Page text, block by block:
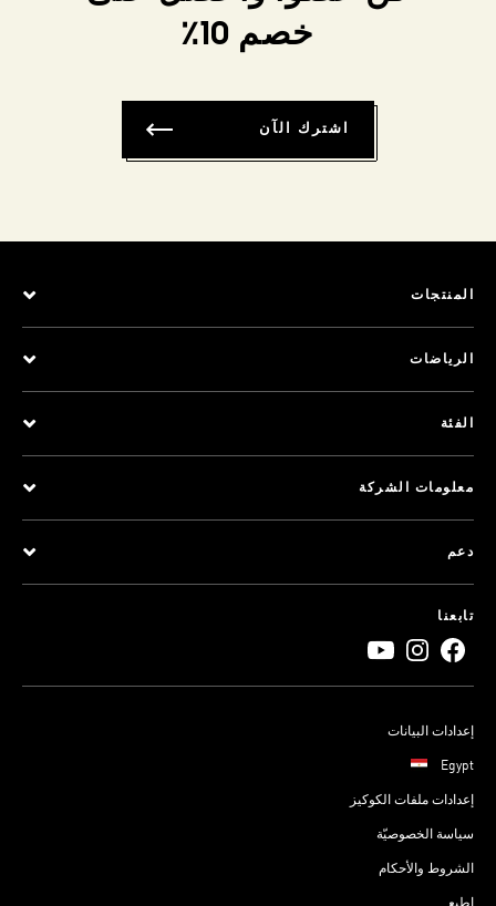
خصم 10٪
اشترك الآن
المنتجات
الرياضات
الفئة
معلومات الشركة
دعم
تابعنا
إعدادات البيانات
Egypt
إعدادات ملفات الكوكيز
سياسة الخصوصيّة
الشروط والأحكام